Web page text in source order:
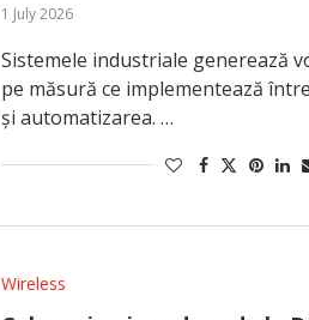
1 July 2026
Sistemele industriale generează
pe măsură ce implementează
și automatizarea. …
Wireless